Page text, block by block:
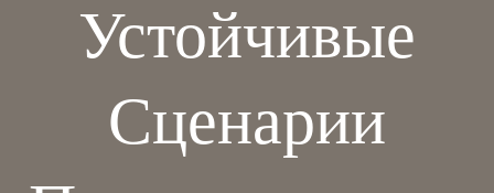
Устойчивые
Сценарии